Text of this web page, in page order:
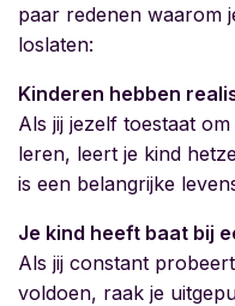
paar redenen waarom
loslaten:
Kinderen hebben
Als jij jezelf toestaat
leren, leert je kind
is een belangrijke
Je kind heeft baat bij
Als jij constant
voldoen, raak je